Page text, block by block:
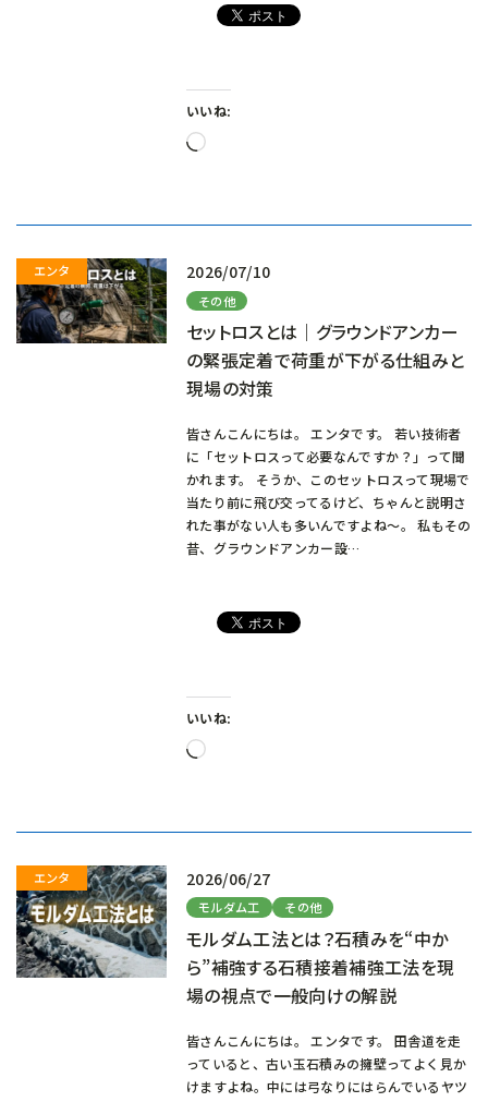
いいね:
読
2026/07/10
その他
セットロスとは｜グラウンドアンカー
の緊張定着で荷重が下がる仕組みと
現場の対策
皆さんこんにちは。 エンタです。 若い技術者
に「セットロスって必要なんですか？」って聞
かれます。 そうか、このセットロスって現場で
当たり前に飛び交ってるけど、ちゃんと説明さ
れた事がない人も多いんですよね～。 私もその
昔、グラウンドアンカー設…
いいね:
読
2026/06/27
モルダム工 その他
モルダム工法とは？石積みを“中か
ら”補強する石積接着補強工法を現
場の視点で一般向けの解説
皆さんこんにちは。 エンタです。 田舎道を走
っていると、古い玉石積みの擁壁ってよく見か
けますよね。中には弓なりにはらんでいるヤツ